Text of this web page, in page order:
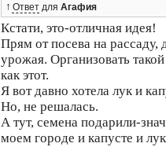
↑ Ответ для Агафия
Кстати, это-отличная идея!
Прям от посева на рассаду,
урожая. Организовать
как этот.
Я вот давно хотела лук и
Но, не решалась.
А тут, семена подарили-
моем городе и капусте и